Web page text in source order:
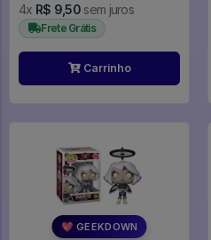
4x R$ 9,50 sem juros
Frete Grátis
Carrinho
💖 GEEKDOWN